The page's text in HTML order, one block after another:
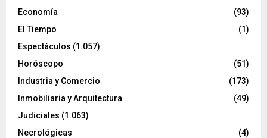
Economía
(93)
El Tiempo
(1)
Espectáculos (1.057)
Horóscopo
(51)
Industria y Comercio
(173)
Inmobiliaria y Arquitectura
(49)
Judiciales (1.063)
Necrológicas
(4)